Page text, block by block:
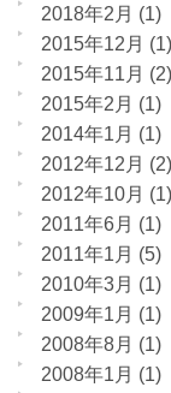
2018年2月 (1)
2015年12月 (1)
2015年11月 (2)
2015年2月 (1)
2014年1月 (1)
2012年12月 (2)
2012年10月 (1)
2011年6月 (1)
2011年1月 (5)
2010年3月 (1)
2009年1月 (1)
2008年8月 (1)
2008年1月 (1)